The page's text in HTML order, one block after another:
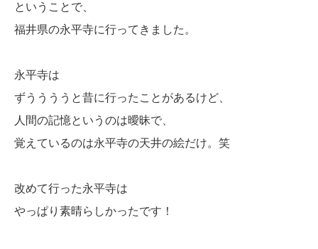
ということで、
福井県の永平寺に行ってきました。
永平寺は
ずううううと昔に行ったことがあるけど、
人間の記憶というのは曖昧で、
覚えているのは永平寺の天井の絵だけ。笑
改めて行った永平寺は
やっぱり素晴らしかったです！